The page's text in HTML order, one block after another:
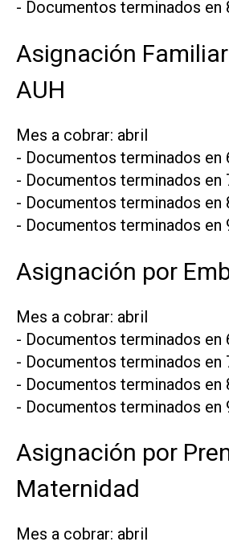
- Documentos terminados en
Asignación
AUH
Mes a cobrar: abril
- Documentos terminados en
- Documentos terminados en
- Documentos terminados en
- Documentos terminados en
Asignación por
Mes a cobrar: abril
- Documentos terminados en
- Documentos terminados en
- Documentos terminados en
- Documentos terminados en
Asignación por
Maternidad
Mes a cobrar: abril